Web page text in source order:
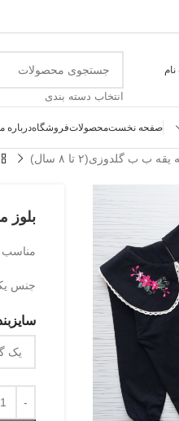
انتخاب دسته بندی
صفحه نخستمحصولاتفروشگاهدرباره
ب ب گلدوزی(۲ تا ۸ سال)
بلوز
مناسب حدود
جنس